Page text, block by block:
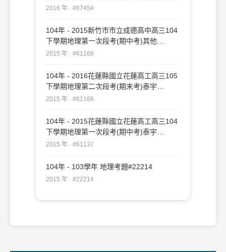
考)泰宇#67454
2016 年 · #67454
104年 - 2015新竹市市立成德高中高三104
下學期地理第一次段考(期中考)其他
#61168
2015 年 · #61168
104年 - 2016花蓮縣國立花蓮高工高三105
下學期地理第二次段考(期末考)泰宇
#61166
2015 年 · #61166
104年 - 2015花蓮縣國立花蓮高工高三104
下學期地理第一次段考(期中考)泰宇
#61137
2015 年 · #61137
104年 - 103學年 地理考題#22214
2015 年 · #22214